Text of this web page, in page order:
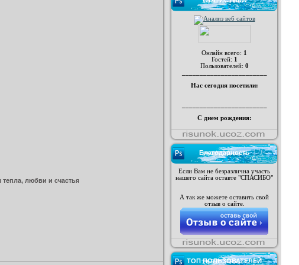
любви и счастья
Онлайн всего: 1
Гостей: 1
Пользователей: 0
Нас сегодня посетили:
С днем рождения:
Благодарность
Если Вам не безразлична участь
нашего сайта оставте "СПАСИБО"
А так же можете оставить свой
отзыв о сайте.
ТОП ПОЛЬЗОВАТЕЛЕЙ